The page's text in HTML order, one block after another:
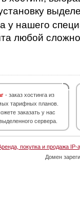
у нашего
любой
- заказ хостинга из
тарифных планов.
заказать у нас
сервера.
покупка и продажа IP-
Домен